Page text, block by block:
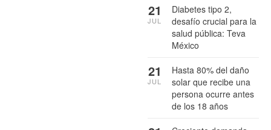
Diabetes tipo 2,
desafío crucial para la
salud pública: Teva
México
21
JUL
Hasta 80% del daño
solar que recibe una
persona ocurre antes
de los 18 años
21
JUL